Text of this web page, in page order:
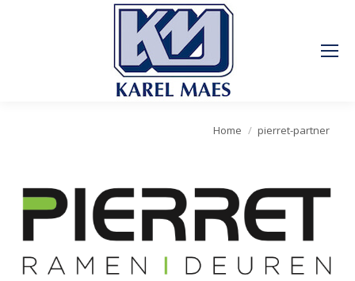
Je bent hier:
Home pierret-partner